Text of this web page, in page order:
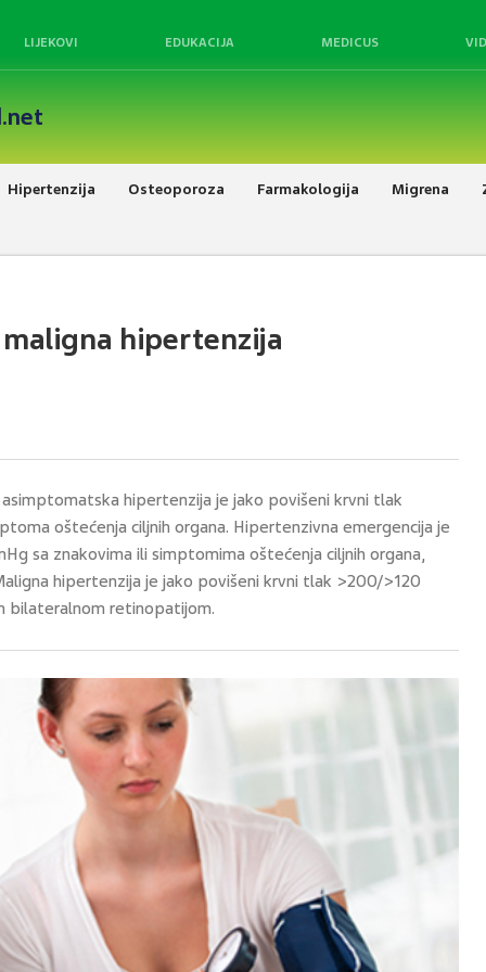
LIJEKOVI EDUKACIJA MEDICUS
Hipertenzija Osteoporoza Farmakologija Migrena
hipertenzija
hipertenzija je jako povišeni krvni tlak
oštećenja ciljnih organa. Hipertenzivna emergencija je
sa znakovima ili simptomima oštećenja ciljnih organa,
hipertenzija je jako povišeni krvni tlak >200/>120
bilateralnom retinopatijom.